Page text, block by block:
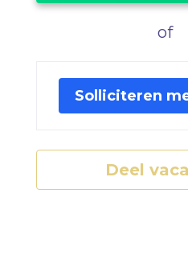
of
Solliciteren
Deel